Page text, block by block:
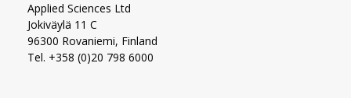
Applied Sciences Ltd
Jokiväylä 11 C
96300 Rovaniemi, Finland
Tel. +358 (0)20 798 6000